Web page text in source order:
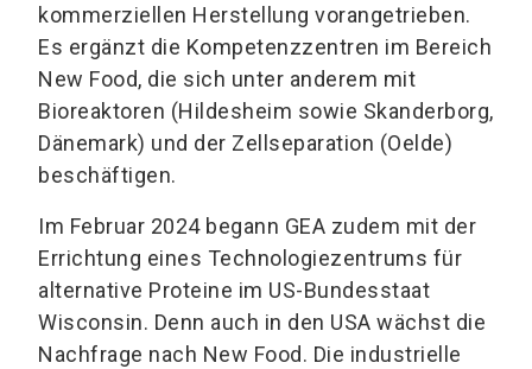
kommerziellen Herstellung vorangetrieben.
Es ergänzt die Kompetenzzentren im Bereich
New Food, die sich unter anderem mit
Bioreaktoren (Hildesheim sowie Skanderborg,
Dänemark) und der Zellseparation (Oelde)
beschäftigen.
Im Februar 2024 begann GEA zudem mit der
Errichtung eines Technologiezentrums für
alternative Proteine im US-Bundesstaat
Wisconsin. Denn auch in den USA wächst die
Nachfrage nach New Food. Die industrielle